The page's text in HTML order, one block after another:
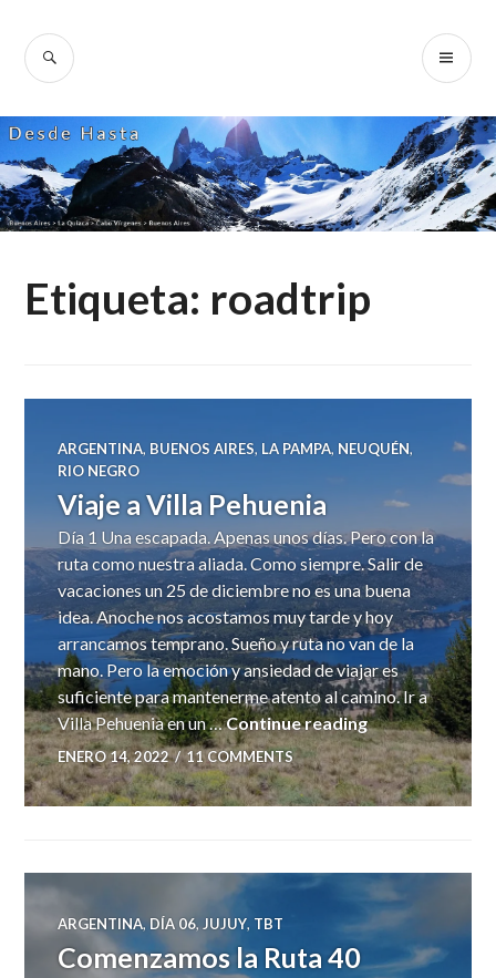
content
SEARCH
Etiqueta: roadtrip
ARGENTINA, BUENOS AIRES, LA PAMPA, NEUQUÉN,
RIO NEGRO
Viaje a Villa Pehuenia
Día 1 Una escapada. Apenas unos días. Pero con la
ruta como nuestra aliada. Como siempre. Salir de
vacaciones un 25 de diciembre no es una buena
idea. Anoche nos acostamos muy tarde y hoy
arrancamos temprano. Sueño y ruta no van de la
mano. Pero la emoción y ansiedad de viajar es
suficiente para mantenerme atento al camino. Ir a
Villa Pehuenia en un …Continue readingViaje a Villa
ENERO 14, 2022 11 COMMENTS
ARGENTINA,DÍA 06, JUJUY, TBT
Comenzamos la Ruta 40